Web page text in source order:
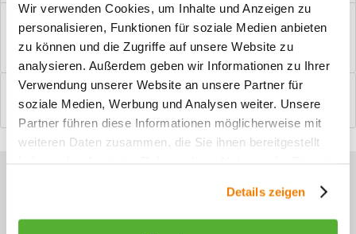
Wir verwenden Cookies, um Inhalte und Anzeigen zu
personalisieren, Funktionen für soziale Medien anbieten
zu können und die Zugriffe auf unsere Website zu
analysieren. Außerdem geben wir Informationen zu Ihrer
Verwendung unserer Website an unsere Partner für
soziale Medien, Werbung und Analysen weiter. Unsere
Partner führen diese Informationen möglicherweise mit
weiteren Daten zusammen, die Sie ihnen bereitgestellt
Details zeigen
Windfangelemente online am Bildschirm konfigurieren und
einbaufertig bestellen. In wenigen...
Bewertungen
0
Bewertungen lesen, schreiben und diskutieren...mehr
Sie haben Fragen zu unseren